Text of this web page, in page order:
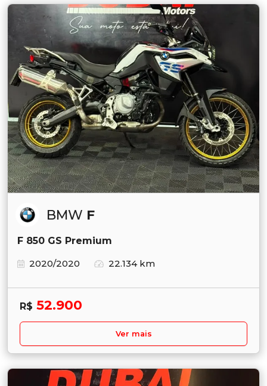
BMW F
F 850 GS Premium
2020/2020
22.134 km
R$ 52.900
Ver mais